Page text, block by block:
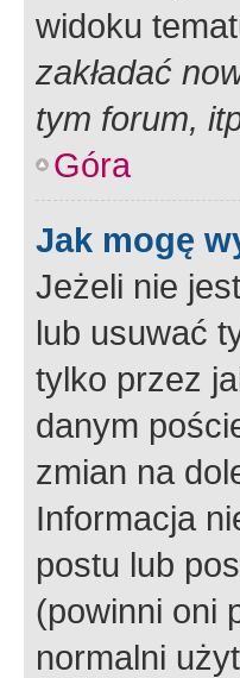
widoku
zakładać
tym forum,
Góra
Jak mogę
Jeżeli nie
lub usuwać
tylko przez
danym
zmian na
Informacja
postu lub
(powinni oni
normalni